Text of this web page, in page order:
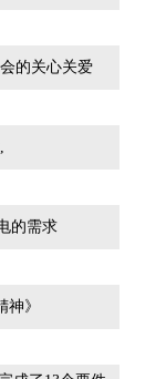
的关心关爱
的需求
》